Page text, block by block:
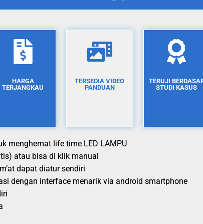
HARGA
TERJANGKAU
TERSEDIA VIDEO
PANDUAN
TERUJI
STUDI KASUS
menghemat life time LED LAMPU
atau bisa di klik manual
dapat diatur sendiri
dengan interface menarik via android smartphone